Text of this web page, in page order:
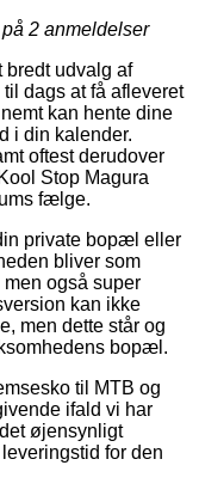
2 anmeldelser
bredt udvalg af
dags at få afleveret
kan hente dine
i din kalender.
oftest derudover
Stop Magura
fælge.
private bopæl eller
bliver som
også super
kan ikke
men dette står og
bopæl.
til MTB og
ifald vi har
øjensynligt
for den